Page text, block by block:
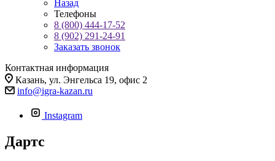
Назад
Телефоны
8 (800) 444-17-52
8 (902) 291-24-91
Заказать звонок
Контактная информация
Казань, ул. Энгельса 19, офис 2
info@igra-kazan.ru
Instagram
Дартс